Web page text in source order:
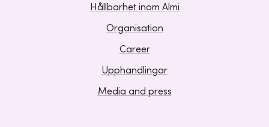
Hållbarhet inom Almi
Organisation
Career
Upphandlingar
Media and press